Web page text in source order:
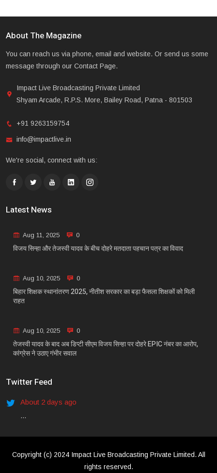
About The Magazine
You can reach us via phone, email and website. Or send us some
message through our Contact Page.
Impact Live Broadcasting Private Limited
Shyam Arcade, R.P.S. More, Bailey Road, Patna - 801503
+91 9263159754
info@impactlive.in
We're social, connect with us:
Latest News
Aug 11, 2025 0
विजय सिन्हा और तेजस्वी यादव के बीच दोहरे मतदाता पहचान पत्र का विवाद
Aug 10, 2025 0
बिहार शिक्षक स्थानांतरण 2025, नीतीश सरकार का बड़ा फैसला शिक्षकों को मिली
राहत
Aug 10, 2025 0
तेजस्वी यादव के बाद अब डिप्टी सीएम विजय सिन्हा पर दोहरे EPIC नंबर का आरोप,
कांग्रेस ने उठाए गंभीर सवाल
Twitter Feed
About 2 days ago
...
Copyright (c) 2024 Impact Live Broadcasting Private Limited. All
rights reserved.